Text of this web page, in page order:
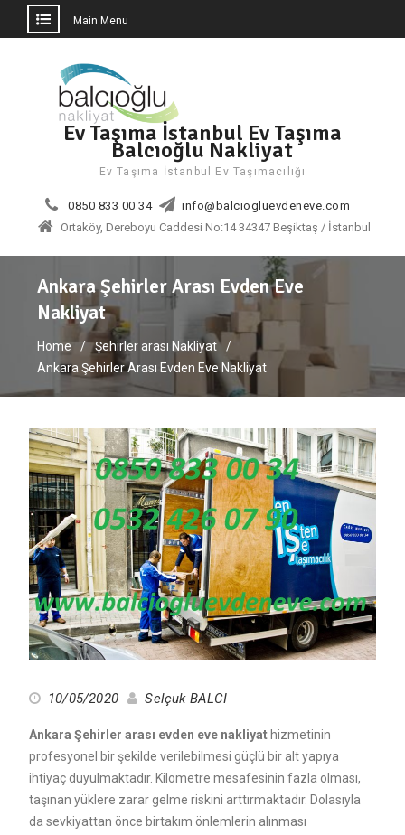
Main Menu
Ev Taşıma İstanbul Ev Taşıma
Balcıoğlu Nakliyat
Ev Taşıma İstanbul Ev Taşımacılığı
0850 833 00 34
info@balciogluevdeneve.com
Ortaköy, Dereboyu Caddesi No:14 34347 Beşiktaş / İstanbul
Ankara Şehirler Arası Evden Eve
Nakliyat
Home
Şehirler arası Nakliyat
Ankara Şehirler Arası Evden Eve Nakliyat
10/05/2020 Selçuk BALCI
Ankara Şehirler arası evden eve nakliyathizmetinin
profesyonel bir şekilde verilebilmesi güçlü bir alt yapıya
ihtiyaç duyulmaktadır. Kilometre mesafesinin fazla olması,
taşınan yüklere zarar gelme riskini arttırmaktadır. Dolasıyla
da sevkiyattan önce birtakım önlemlerin alınması